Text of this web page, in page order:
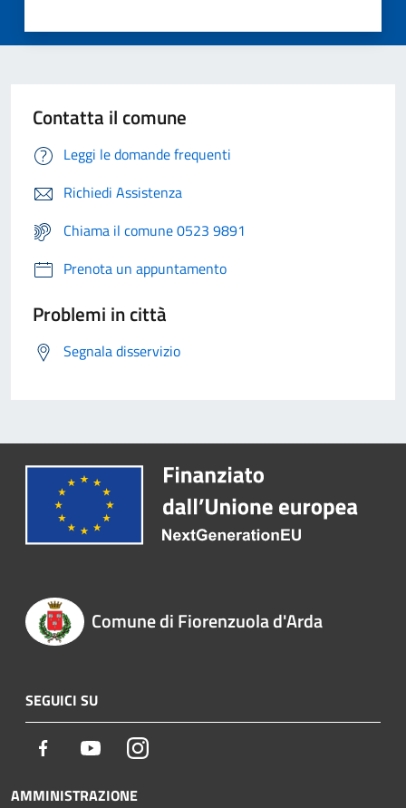
Contatta il comune
Leggi le domande frequenti
Richiedi Assistenza
Chiama il comune 0523 9891
Prenota un appuntamento
Problemi in città
Segnala disservizio
Comune di Fiorenzuola d'Arda
SEGUICI SU
Facebook YoutubeInstagram
AMMINISTRAZIONE